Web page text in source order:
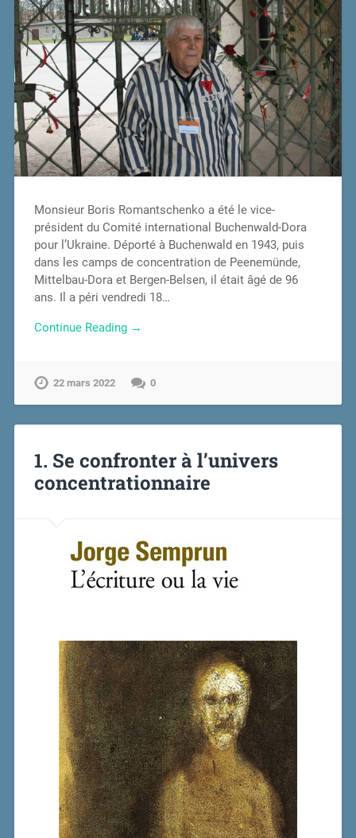
Monsieur Boris Romantschenko a été le vice-
président du Comité international Buchenwald-Dora
pour l’Ukraine. Déporté à Buchenwald en 1943, puis
dans les camps de concentration de Peenemünde,
Mittelbau-Dora et Bergen-Belsen, il était âgé de 96
ans. Il a péri vendredi 18…
Continue Reading →
22 mars 2022 0
1. Se confronter à l’univers
concentrationnaire